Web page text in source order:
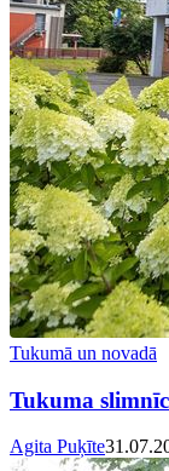
Tukumā un novadā
Tukuma
Agita Puķīte